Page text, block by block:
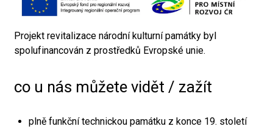
Projekt revitalizace národní kulturní památky byl
spolufinancován z prostředků Evropské unie.
co u nás můžete vidět / zažít
plně funkční technickou památku z konce 19. století